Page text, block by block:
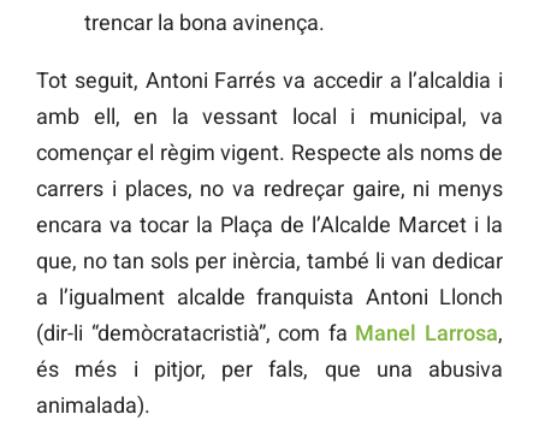
trencar la bona avinença.
Tot seguit, Antoni Farrés va accedir a l’alcaldia i
amb ell, en la vessant local i municipal, va
començar el règim vigent. Respecte als noms de
carrers i places, no va redreçar gaire, ni menys
encara va tocar la Plaça de l’Alcalde Marcet i la
que, no tan sols per inèrcia, també li van dedicar
a l’igualment alcalde franquista Antoni Llonch
(dir-li “demòcratacristià”, com fa Manel Larrosa,
és més i pitjor, per fals, que una abusiva
animalada).